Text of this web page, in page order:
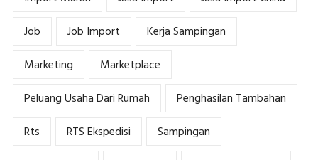
Job
Job Import
Kerja Sampingan
Marketing
Marketplace
Peluang Usaha Dari Rumah
Penghasilan Tambahan
Rts
RTS Ekspedisi
Sampingan